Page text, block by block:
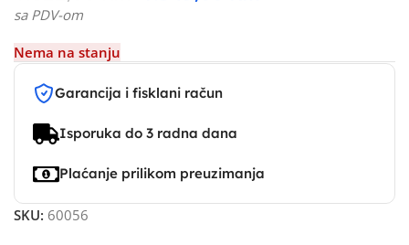
sa PDV-om
Nema na stanju
Garancija i fisklani račun
Isporuka do 3 radna dana
Plaćanje prilikom preuzimanja
SKU: 60056